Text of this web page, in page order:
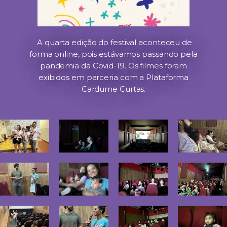
A quarta edição do festival aconteceu de
forma online, pois estávamos passando pela
pandemia da Covid-19. Os filmes foram
exibidos em parceria com a Plataforma
Cardume Curtas.